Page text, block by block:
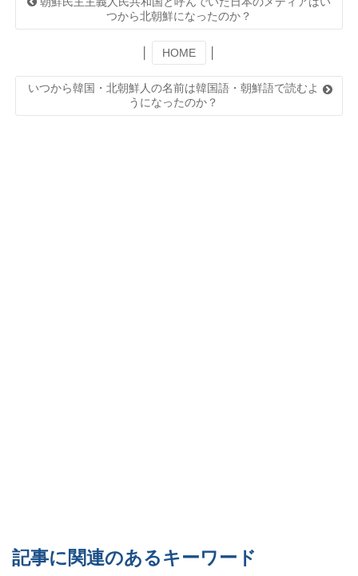
つから北朝鮮になったのか？
HOME
いつから韓国・北朝鮮人の名前は韓国語・朝鮮語で読むよ
うになったのか？
記事に関連のあるキーワード